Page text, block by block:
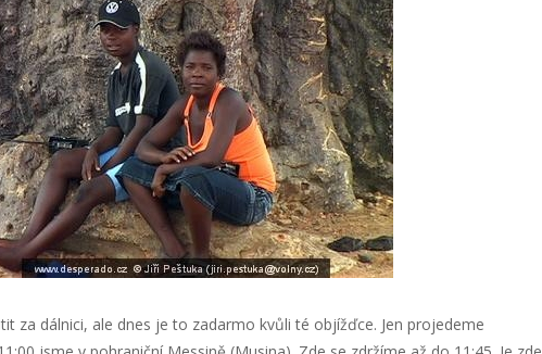
za dálnici, ale dnes je to zadarmo kvůli té objížďce. Jen projedeme